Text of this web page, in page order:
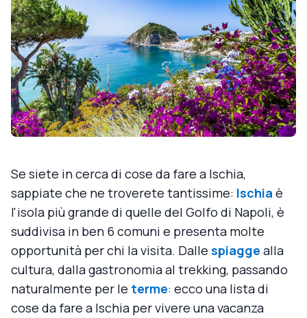
Se siete in cerca di cose da fare a Ischia,
sappiate che ne troverete tantissime: Ischia è
l'isola più grande di quelle del Golfo di Napoli, è
suddivisa in ben 6 comuni e presenta molte
opportunità per chi la visita. Dalle spiagge alla
cultura, dalla gastronomia al trekking, passando
naturalmente per le terme: ecco una lista di
cose da fare a Ischia per vivere una vacanza